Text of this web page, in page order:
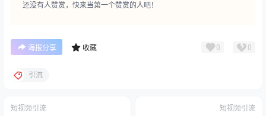
还没有人赞赏，快来当第一个赞赏的人吧！
海报分享 收藏 0 0
引流
短视频引流 短视频引流